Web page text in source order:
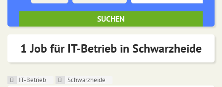
1 Job für IT-Betrieb in Schwarzheide
IT-Betrieb Schwarzheide